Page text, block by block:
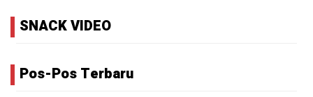
SNACK VIDEO
Pos-Pos Terbaru